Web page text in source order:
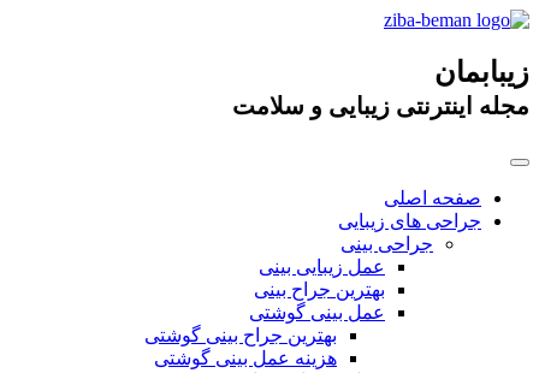
زیبابمان
مجله اینترنتی زیبایی و سلامت
صفحه اصلی
جراحی های زیبایی
جراحی بینی
عمل زیبایی بینی
بهترین جراح بینی
عمل بینی گوشتی
بهترین جراح بینی گوشتی
هزینه عمل بینی گوشتی